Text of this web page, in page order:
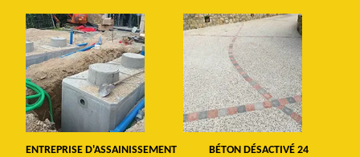
ENTREPRISE D'ASSAINISSEMENT BÉTON DÉSACTIVÉ 24